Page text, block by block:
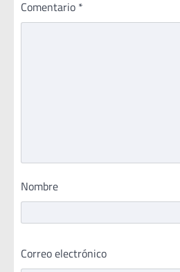
Comentario *
Nombre
Correo electrónico